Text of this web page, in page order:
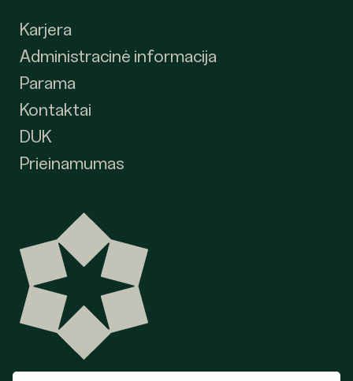
Karjera
Administracinė informacija
Parama
Kontaktai
DUK
Prieinamumas